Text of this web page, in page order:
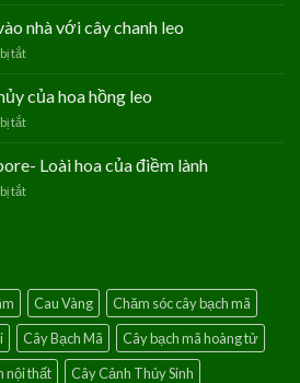
Thanh
hoa
Thủy
nhà với cây chanh leo
tắt
phúc
với
của hoa hồng leo
tắt
nghĩa
Loài hoa của điềm lành
tắt
của
điềm
lành
Cau Vàng
Chăm sóc cây bạch mã
Cây Bạch Mã
Cây bạch mã hoàng tử
nội thất
Cây Cảnh Thủy Sinh